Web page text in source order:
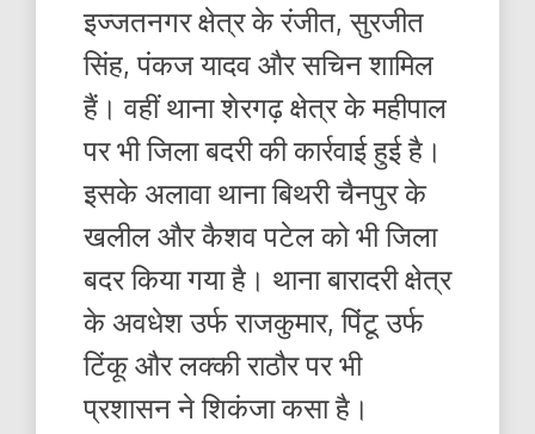
इज्जतनगर क्षेत्र के रंजीत, सुरजीत
सिंह, पंकज यादव और सचिन शामिल
हैं। वहीं थाना शेरगढ़ क्षेत्र के महीपाल
पर भी जिला बदरी की कार्रवाई हुई है।
इसके अलावा थाना बिथरी चैनपुर के
खलील और कैशव पटेल को भी जिला
बदर किया गया है। थाना बारादरी क्षेत्र
के अवधेश उर्फ राजकुमार, पिंटू उर्फ
टिंकू और लक्की राठौर पर भी
प्रशासन ने शिकंजा कसा है।